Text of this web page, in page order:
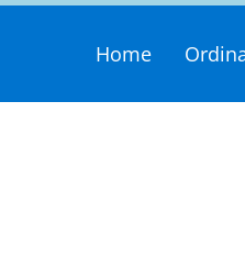
Home